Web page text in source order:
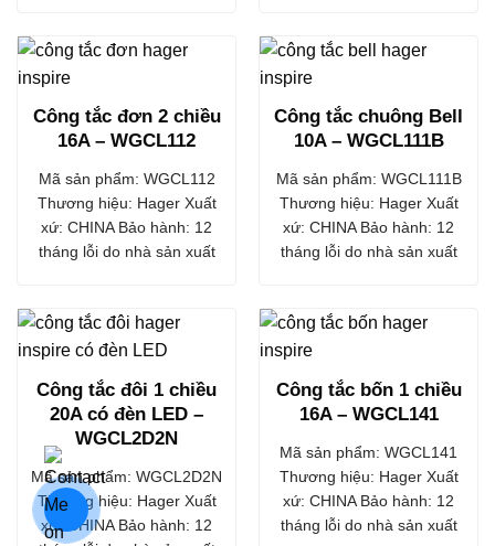
Công tắc đơn 2 chiều
16A – WGCL112
Mã sản phẩm: WGCL112
Thương hiệu: Hager Xuất
xứ: CHINA Bảo hành: 12
tháng lỗi do nhà sản xuất
Công tắc chuông Bell
10A – WGCL111B
Mã sản phẩm: WGCL111B
Thương hiệu: Hager Xuất
xứ: CHINA Bảo hành: 12
tháng lỗi do nhà sản xuất
Công tắc đôi 1 chiều
20A có đèn LED –
WGCL2D2N
Mã sản phẩm: WGCL2D2N
Thương hiệu: Hager Xuất
xứ: CHINA Bảo hành: 12
Công tắc bốn 1 chiều
16A – WGCL141
Mã sản phẩm: WGCL141
Thương hiệu: Hager Xuất
xứ: CHINA Bảo hành: 12
tháng lỗi do nhà sản xuất